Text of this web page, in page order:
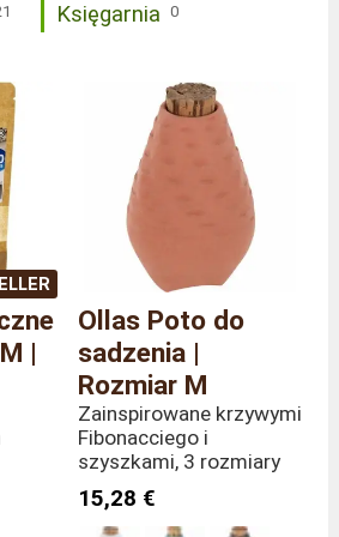
Księgarnia 0
|
Ollas Poto do
sadzenia |
Rozmiar M
Zainspirowane krzywymi
Fibonacciego i
szyszkami, 3 rozmiary
15,28 €